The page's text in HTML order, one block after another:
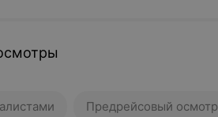
Предрейсовый осмотр